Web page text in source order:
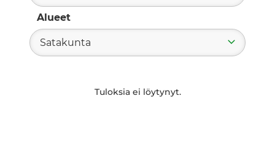
Alueet
Satakunta
Tuloksia ei löytynyt.